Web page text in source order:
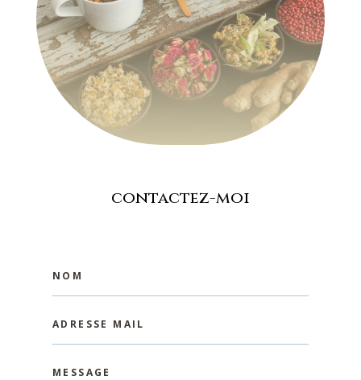
contactez-moi